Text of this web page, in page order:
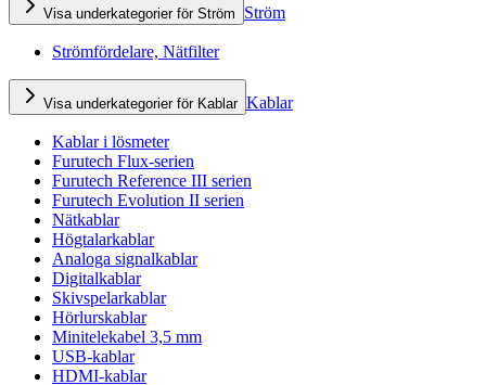
Visa underkategorier för Ström Ström
Strömfördelare, Nätfilter
Visa underkategorier för Kablar Kablar
Kablar i lösmeter
Furutech Flux-serien
Furutech Reference III serien
Furutech Evolution II serien
Nätkablar
Högtalarkablar
Analoga signalkablar
Digitalkablar
Skivspelarkablar
Hörlurskablar
Minitelekabel 3,5 mm
USB-kablar
HDMI-kablar